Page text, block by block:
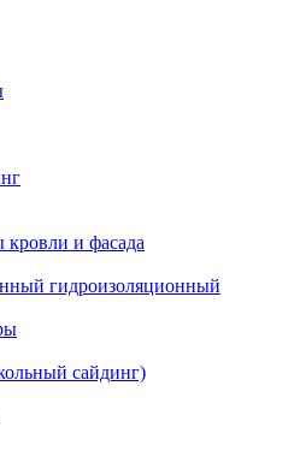
и фасада
гидроизоляционный
сайдинг)